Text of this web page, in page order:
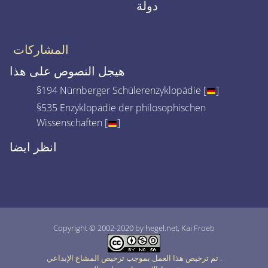
دولة
المشاركات
هيجل النصوص على هذا
§194 Nürnberger Schülerenzyklopädie [
]
§535 Enzyklopädie der philosophischen
Wissenschaften [
]
انظر ايضا
Copyright © 2002-2020 by hegel.net, Kai Froeb
.